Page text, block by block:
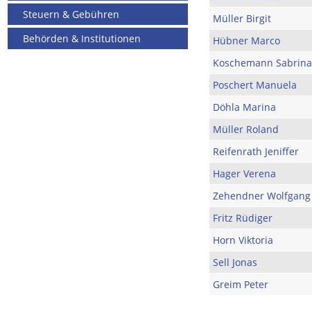
Steuern & Gebühren
Behörden & Institutionen
Müller Birgit
Hübner Marco
Koschemann Sabrina
Poschert Manuela
Döhla Marina
Müller Roland
Reifenrath Jeniffer
Hager Verena
Zehendner Wolfgang
Fritz Rüdiger
Horn Viktoria
Sell Jonas
Greim Peter